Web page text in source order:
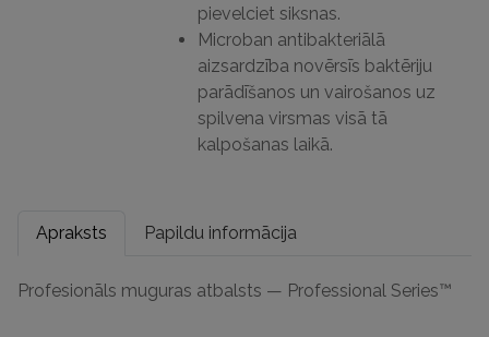
pievelciet siksnas.
Microban antibakteriālā
aizsardzība novērsīs baktēriju
parādīšanos un vairošanos uz
spilvena virsmas visā tā
kalpošanas laikā.
Apraksts Papildu informācija
Profesionāls muguras atbalsts — Professional Series™